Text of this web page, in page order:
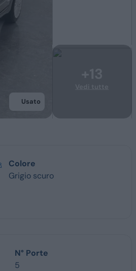
Ford
Vedi tutti i marchi
Usato
Colore
Grigio scuro
N° Porte
5